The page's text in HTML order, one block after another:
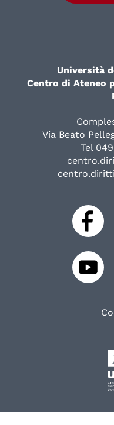
Università
Centro di Ateneo
Via Beato
Tel